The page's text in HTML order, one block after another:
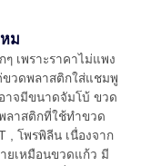
ม
เพราะราคาไม่แพง
ขวดพลาสติกใส่แชมพู
าจมีขนาดจัมโบ้ ขวด
ลาสติกที่ใช้ทำขวด
, โพรพิลีน เนื่องจาก
ยเหมือนขวดแก้ว มี